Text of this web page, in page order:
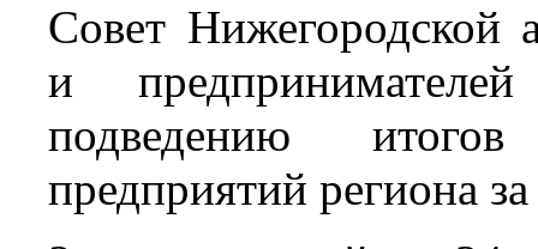
Совет Нижегородской
и
подведению
предприятий региона